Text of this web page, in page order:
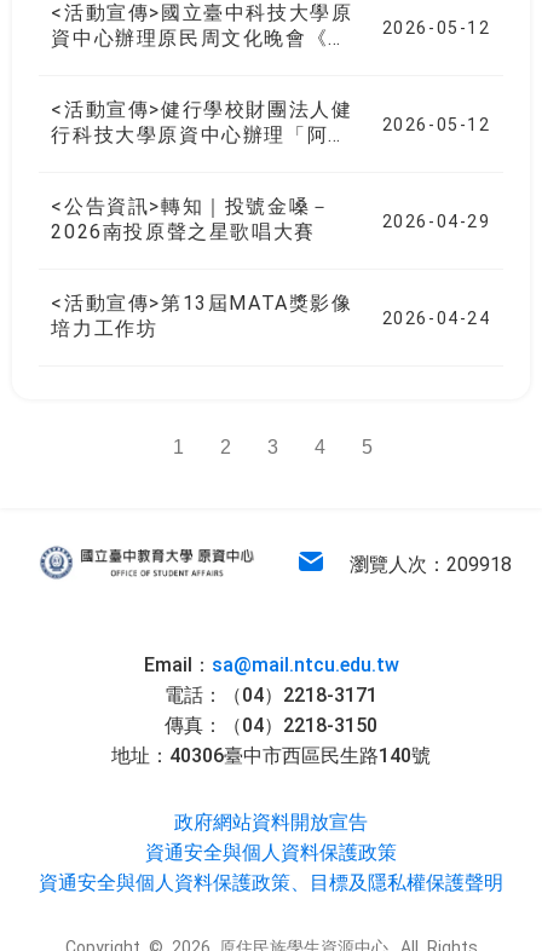
<活動宣傳>國立臺中科技大學原
資中心辦理原民周文化晚會《歸
2026-05-12
<活動宣傳>健行學校財團法人健
行科技大學原資中心辦理「阿美
2026-05-12
<公告資訊>轉知｜投號金嗓－
2026南投原聲之星歌唱大賽
2026-04-29
<活動宣傳>第13屆MATA獎影像
培力工作坊
2026-04-24
1 2 3 4 5
瀏覽人次：209918
原住民族學生資源中心
電子信箱
Email： sa@mail.ntcu.edu.tw
電話：（04）2218-3171
傳真：（04）2218-3150
地址：40306臺中市西區民生路140號
政府網站資料開放宣告
資通安全與個人資料保護政策
資通安全與個人資料保護政策、目標及隱私權保護聲明
Copyright © 2026 原住民族學生資源中心. All Rights